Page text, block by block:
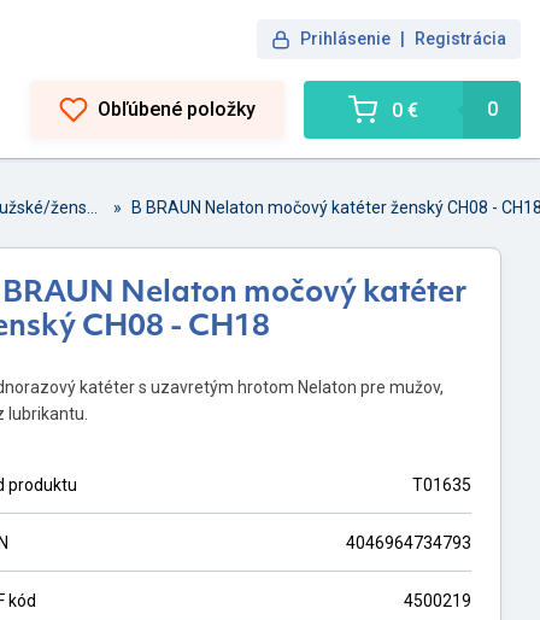
Prihlásenie Registrácia
Obľúbené položky 0 € 0
» B BRAUN Nelaton močový katéter ženský CH08 -
BRAUN Nelaton močový katéter
CH08 - CH18
katéter s uzavretým hrotom Nelaton pre mužov,
lubrikantu.
produktu T01635
4046964734793
kód 4500219